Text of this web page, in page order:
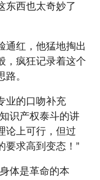
西也太奇妙了
通红，他猛地掏出
，疯狂记录着这个
。
业的口吻补充
识产权泰斗的讲
论上可行，但过
求高到变态！”
体是革命的本